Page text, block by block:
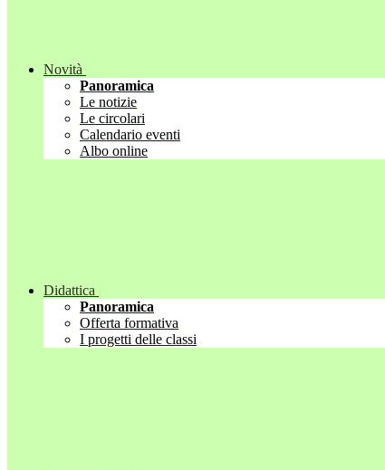
Novità
Panoramica
Le notizie
Le circolari
Calendario eventi
Albo online
Didattica
Panoramica
Offerta formativa
I progetti delle classi